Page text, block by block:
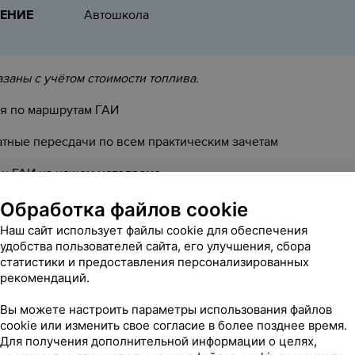
Автошкола
с учётом стоимости топлива.
по маршрутам ГАИ
пересдачи по всем практическим зачетам
ГАИ на нашем мотодроме
по телефону, указанному на странице.
Контакты
скидки не распространяются на перечень товаров, с которым можно
ОТЗЫВ
Обработка файлов cookie
Наш сайт использует файлы cookie для обеспечения
удобства пользователей сайта, его улучшения, сбора
статистики и предоставления персонализированных
рекомендаций.
Вы можете настроить параметры использования файлов
cookie или изменить свое согласие в более позднее время.
Для получения дополнительной информации о целях,